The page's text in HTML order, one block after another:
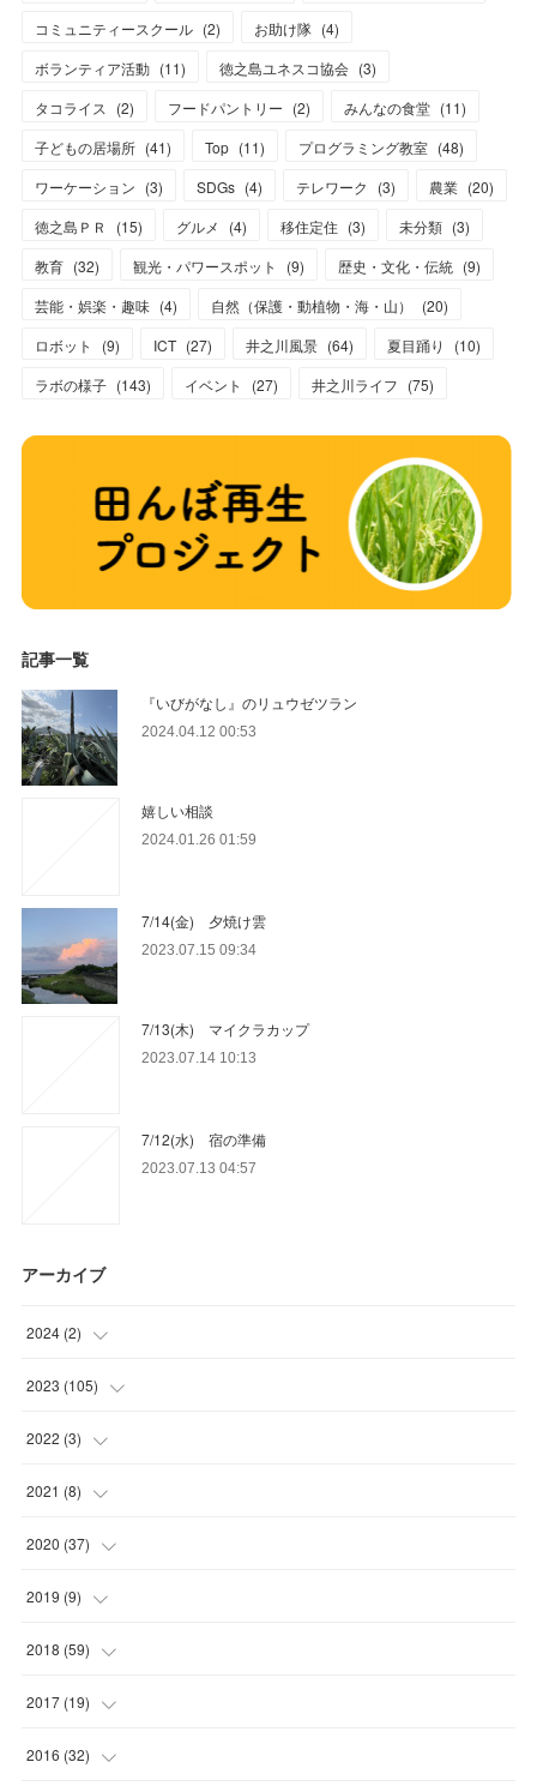
コミュニティースクール (2) お助け隊 (4)
ボランティア活動 (11) 徳之島ユネスコ協会 (3)
タコライス
(2) フードパントリー (2) みんなの食堂 (11)
子どもの居場所 (41) Top (11) プログラミング教室 (48)
ワーケーション (3) SDGs (4) テレワーク (3) 農業 (20)
徳之島ＰＲ
(15) グルメ (4) 移住定住 (3) 未分類 (3)
教育 (32) 観光・パワースポット (9) 歴史・文化・伝統 (9)
芸能・娯楽・趣味 (4) 自然（保護・動植物・海・山） (20)
ロボット
(9) ICT (27) 井之川風景 (64) 夏目踊り (10)
ラボの様子 (143) イベント (27) 井之川ライフ (75)
記事一覧
『いびがなし』のリュウゼツラン
2024.04.12 00:53
嬉しい相談
2024.01.26 01:59
7/14(金) 夕焼け雲
2023.07.15 09:34
7/13(木) マイクラカップ
2023.07.14 10:13
7/12(水) 宿の準備
2023.07.13 04:57
アーカイブ
2024 (2)
(1)
( )
2023 (105)
( 15 )
( 29
(32
(
2022 (3)
( )
(1
(
2021 (8)
(5
( )
(2
2020 (37)
( )
(8
(21
(1
2019 (9)
(9
2018 (59)
(1
(10 )
2017 (19)
(2
2016 (32)